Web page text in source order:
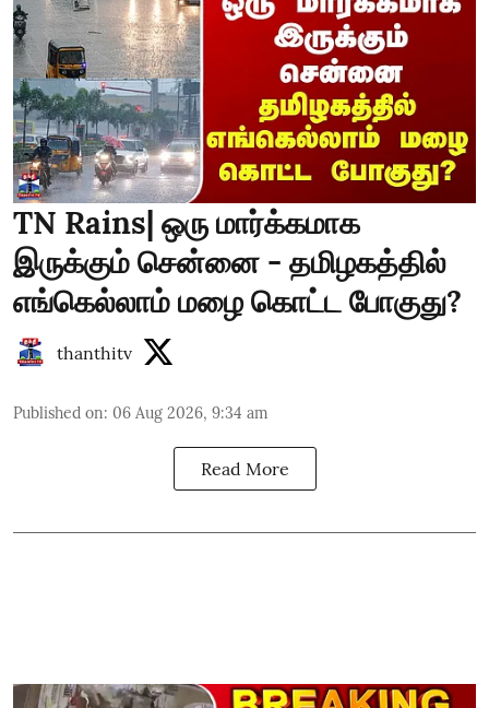
TN Rains| ஒரு மார்க்கமாக
இருக்கும் சென்னை - தமிழகத்தில்
எங்கெல்லாம் மழை கொட்ட போகுது?
thanthitv
Published on: 06 Aug 2026, 9:34 am
Read More